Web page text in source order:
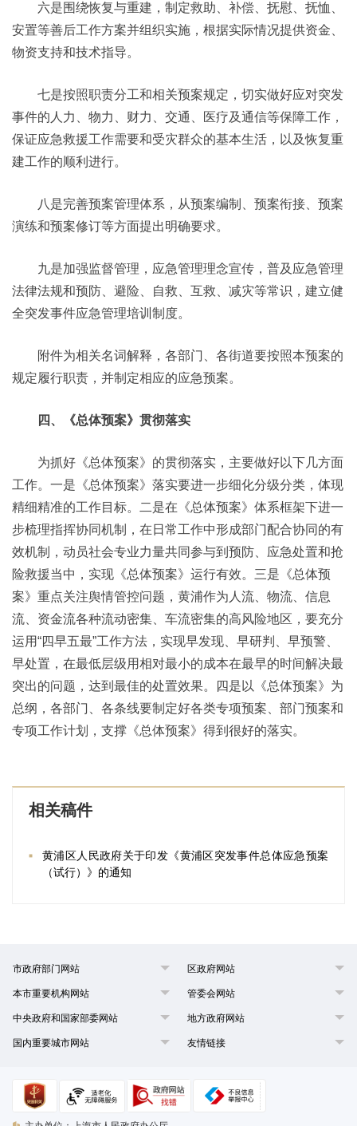
六是围绕恢复与重建，制定救助、补偿、抚慰、抚恤、
安置等善后工作方案并组织实施，根据实际情况提供资金、
物资支持和技术指导。
七是按照职责分工和相关预案规定，切实做好应对突发
事件的人力、物力、财力、交通、医疗及通信等保障工作，
保证应急救援工作需要和受灾群众的基本生活，以及恢复重
建工作的顺利进行。
八是完善预案管理体系，从预案编制、预案衔接、预案
演练和预案修订等方面提出明确要求。
九是加强监督管理，应急管理理念宣传，普及应急管理
法律法规和预防、避险、自救、互救、减灾等常识，建立健
全突发事件应急管理培训制度。
附件为相关名词解释，各部门、各街道要按照本预案的
规定履行职责，并制定相应的应急预案。
四、《总体预案》贯彻落实
为抓好《总体预案》的贯彻落实，主要做好以下几方面
工作。一是《总体预案》落实要进一步细化分级分类，体现
精细精准的工作目标。二是在《总体预案》体系框架下进一
步梳理指挥协同机制，在日常工作中形成部门配合协同的有
效机制，动员社会专业力量共同参与到预防、应急处置和抢
险救援当中，实现《总体预案》运行有效。三是《总体预
案》重点关注舆情管控问题，黄浦作为人流、物流、信息
流、资金流各种流动密集、车流密集的高风险地区，要充分
运用“四早五最”工作方法，实现早发现、早研判、早预警、
早处置，在最低层级用相对最小的成本在最早的时间解决最
突出的问题，达到最佳的处置效果。四是以《总体预案》为
总纲，各部门、各条线要制定好各类专项预案、部门预案和
专项工作计划，支撑《总体预案》得到很好的落实。
相关稿件
黄浦区人民政府关于印发《黄浦区突发事件总体应急预案
（试行）》的通知
市政府部门网站 区政府网站
本市重要机构网站 管委会网站
中央政府和国家部委网站 地方政府网站
国内重要城市网站 友情链接